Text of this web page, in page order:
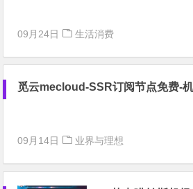
09月24日 生活消费
觅云mecloud-SSR订阅节点免费-
09月14日 业界与理想